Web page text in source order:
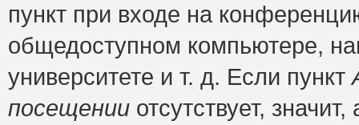
пункт при входе на
общедоступном компьютере,
университете и т. д. Если пункт
посещении отсутствует,